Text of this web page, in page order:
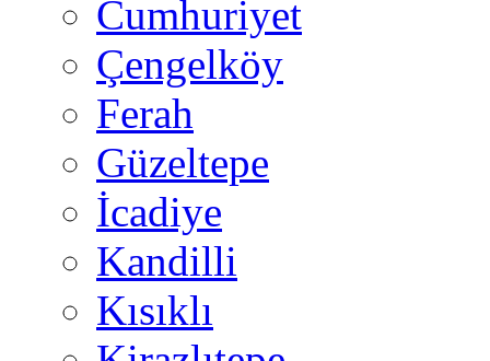
Cumhuriyet
Çengelköy
Ferah
Güzeltepe
İcadiye
Kandilli
Kısıklı